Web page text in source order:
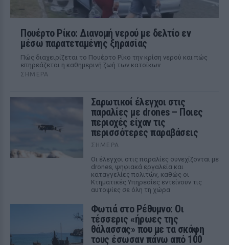
Πουέρτο Ρίκο: Διανομή νερού με δελτίο εν
μέσω παρατεταμένης ξηρασίας
Πώς διαχειρίζεται το Πουέρτο Ρίκο την κρίση νερού και πώς
επηρεάζεται η καθημερινή ζωή των κατοίκων
ΣΉΜΕΡΑ
Σαρωτικοί έλεγχοι στις
παραλίες με drones – Ποιες
περιοχές είχαν τις
περισσότερες παραβάσεις
ΣΉΜΕΡΑ
Οι έλεγχοι στις παραλίες συνεχίζονται με
drones, ψηφιακά εργαλεία και
καταγγελίες πολιτών, καθώς οι
Κτηματικές Υπηρεσίες εντείνουν τις
αυτοψίες σε όλη τη χώρα
Φωτιά στο Ρέθυμνο: Οι
τέσσερις «ήρωες της
θάλασσας» που με τα σκάφη
τους έσωσαν πάνω από 100